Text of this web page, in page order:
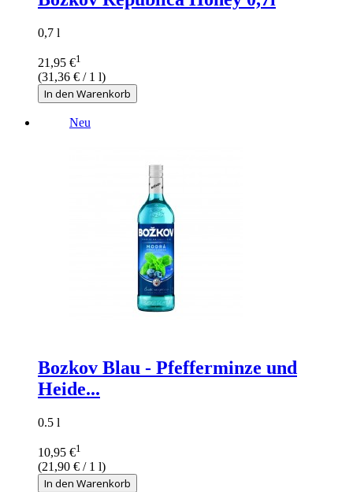
0,7 l
21,95 €1
(31,36 € / 1 l)
In den Warenkorb
Neu
Bozkov Blau - Pfefferminze und
Heide...
0.5 l
10,95 €1
(21,90 € / 1 l)
In den Warenkorb